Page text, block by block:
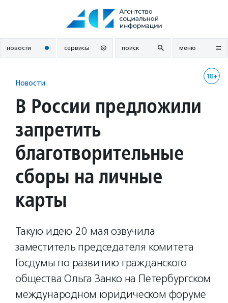
новости сервисы поиск меню
18+
Новости
В России предложили
запретить
благотворительные
сборы на личные
карты
Такую идею 20 мая озвучила
заместитель председателя комитета
Госдумы по развитию гражданского
общества Ольга Занко на Петербургском
международном юридическом форуме